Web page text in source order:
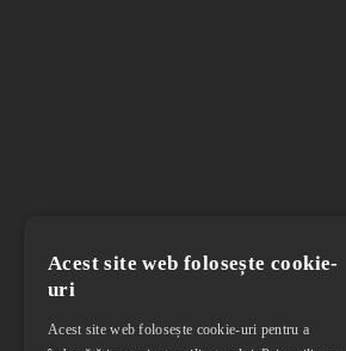
Acest site web folosește cookie-
uri
Acest site web folosește cookie-uri pentru a